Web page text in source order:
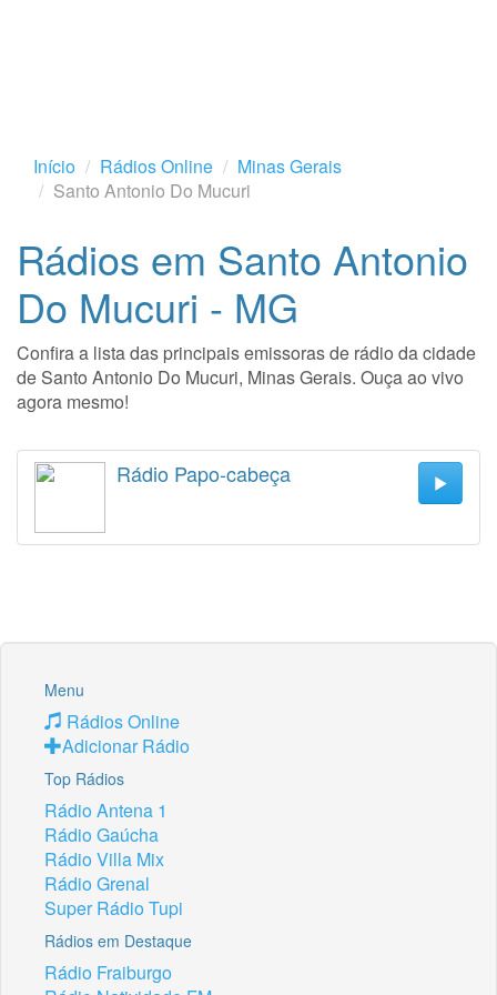
Início Rádios Online
Minas Gerais
Santo Antonio Do Mucuri
Rádios em Santo Antonio
Do Mucuri - MG
Confira a lista das principais emissoras de rádio da cidade
de Santo Antonio Do Mucuri, Minas Gerais. Ouça ao vivo
agora mesmo!
Rádio Papo-cabeça
Menu
Rádios Online
Adicionar Rádio
Top Rádios
Rádio Antena 1
Rádio Gaúcha
Rádio Villa Mix
Rádio Grenal
Super Rádio Tupi
Rádios em Destaque
Rádio Fraiburgo